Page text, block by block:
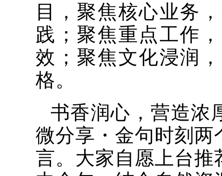
目，聚焦核心业务
践；聚焦重点工作
效；聚焦文化浸润
格。
书香润心，营造浓
微分享・金句时刻
言。大家自愿上台